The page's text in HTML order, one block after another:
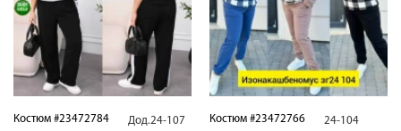
Костюм #23472784 Дод.24-107 Костюм #23472766 24-104